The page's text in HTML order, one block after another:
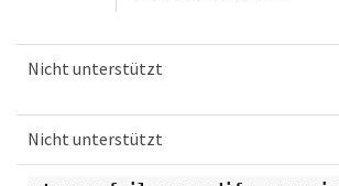
Nicht unterstützt
Nicht unterstützt